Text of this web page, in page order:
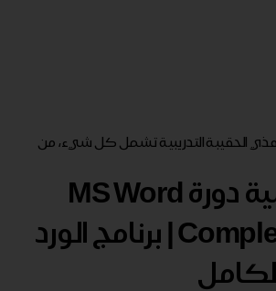
هذي الحقيبة التدريبية تشمل كل شيء، من
حقيبة تدريبية دورة MS Word
Complete Course | برنامج الورد